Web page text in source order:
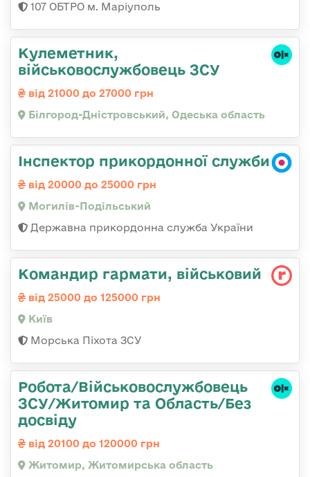
107 ОБТРО м. Маріуполь
Кулеметник,
військовослужбовець ЗСУ
від 21000 до 27000 грн
Білгород-Дністровський, Одеська область
Інспектор прикордонної служби
від 20000 до 25000 грн
Могилів-Подільський
Державна прикордонна служба України
Командиp гаpмати, військовий
від 25000 до 125000 грн
Київ
Морська Піхота ЗСУ
Робота/Військовослужбовець
ЗСУ/Житомир та Область/Без
досвіду
від 20100 до 120000 грн
Житомир, Житомирська область